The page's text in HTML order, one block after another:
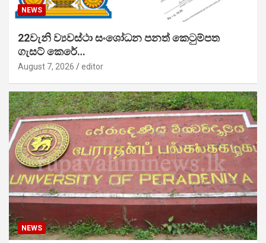
NEWS
22වැනි ව්‍යවස්ථා සංශෝධන පනත් කෙටුම්පත
ගැසට් කෙරේ…
August 7, 2026 editor
NEWS